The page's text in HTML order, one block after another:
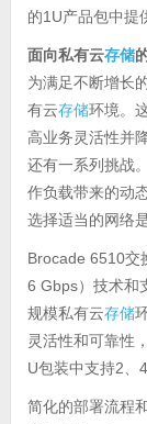
的1U产品包中提
面向私有云存储
为满足不断增长
有云存储环境。
高业务灵活性并
还有一系列挑战
作负载带来的动
选择适当的网络
Brocade 6510交
6 Gbps）技术和
规模私有云存储
灵活性和可靠性
U包装中支持2、 4
简化的部署流程